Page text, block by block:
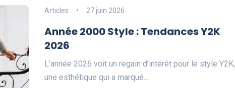
Articles 27 juin 2026
Année 2000 Style : Tendances Y2K
2026
L’année 2026 voit un regain d’intérêt pour le style Y2K,
une esthétique qui a marqué…